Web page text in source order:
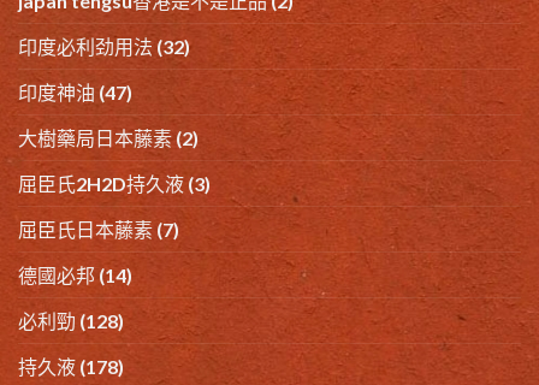
印度必利劲用法 (32)
印度神油 (47)
大樹藥局日本藤素 (2)
屈臣氏2H2D持久液 (3)
屈臣氏日本藤素 (7)
德國必邦 (14)
必利勁 (128)
持久液 (178)